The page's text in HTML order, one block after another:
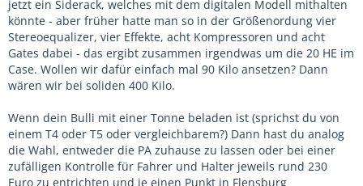
jetzt ein Siderack, welches mit dem digitalen Modell mithalten
könnte - aber früher hatte man so in der Größenordung vier
Stereoequalizer, vier Effekte, acht Kompressoren und acht
Gates dabei - das ergibt zusammen irgendwas um die 20 HE im
Case. Wollen wir dafür einfach mal 90 Kilo ansetzen? Dann
wären wir bei soliden 400 Kilo.
Wenn dein Bulli mit einer Tonne beladen ist (sprichst du von
einem T4 oder T5 oder vergleichbarem?) Dann hast du analog
die Wahl, entweder die PA zuhause zu lassen oder bei einer
zufälligen Kontrolle für Fahrer und Halter jeweils rund 230
Euro zu entrichten und je einen Punkt in Flensburg